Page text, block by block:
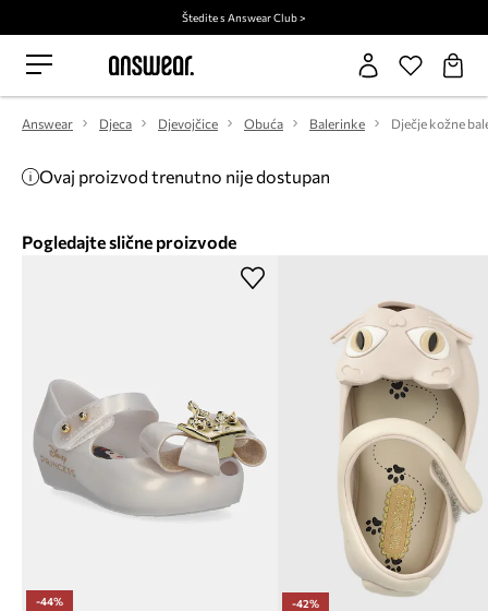
Štedite s Answear Club >
Answear Djeca Djevojčice Obuća Balerinke
Ovaj proizvod trenutno nije dostupan
Pogledajte slične proizvode
-44%
-42%